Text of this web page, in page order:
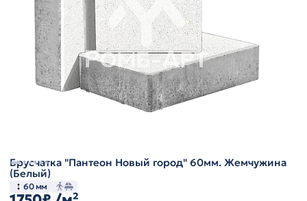
Брусчатка "Пантеон Новый город" 60мм. Жемчужина
(Белый)
60 мм